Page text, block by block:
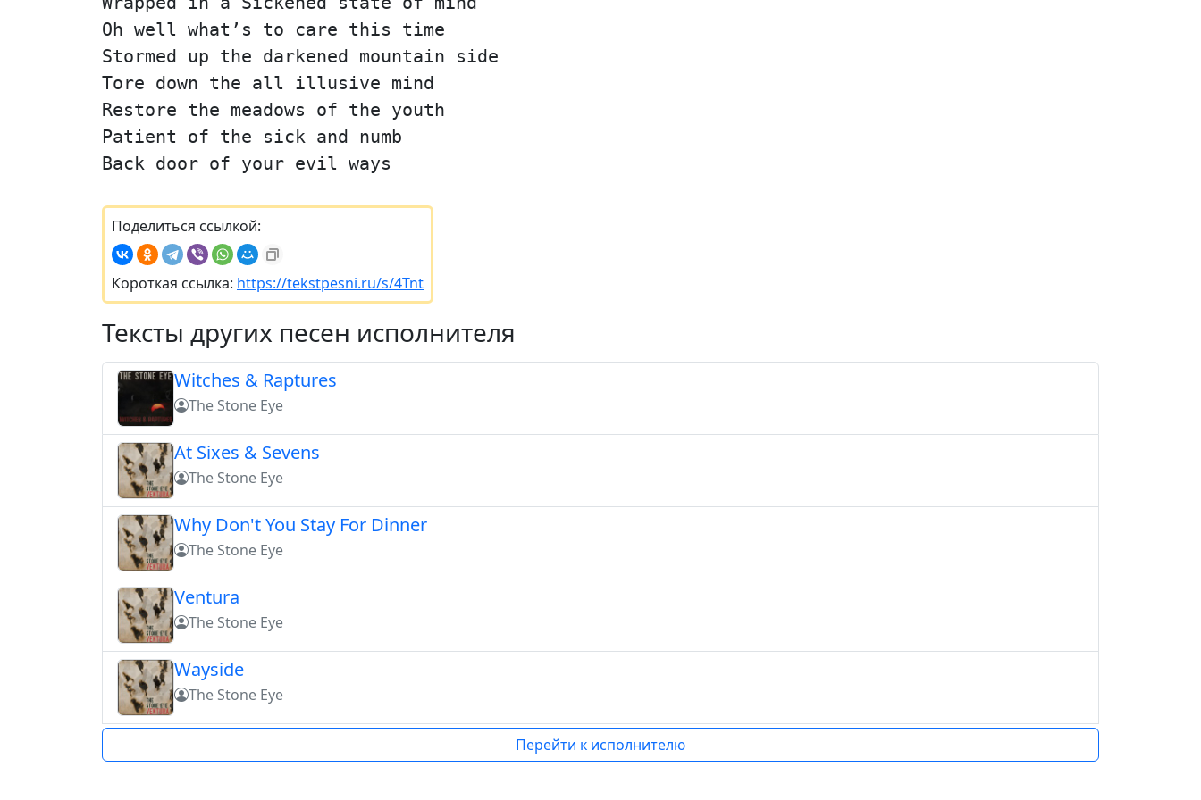
Oh well what’s to care this time
Stormed up the darkened mountain side
Tore down the all illusive mind
Restore the meadows of the youth
Patient of the sick and numb
Back door of your evil ways
Поделиться ссылкой:
Короткая ссылка: https://tekstpesni.ru/s/4Tnt
Тексты других песен исполнителя
Witches & Raptures
The Stone Eye
At Sixes & Sevens
The Stone Eye
Why Don't You Stay For Dinner
The Stone Eye
Ventura
The Stone Eye
Wayside
The Stone Eye
Перейти к исполнителю